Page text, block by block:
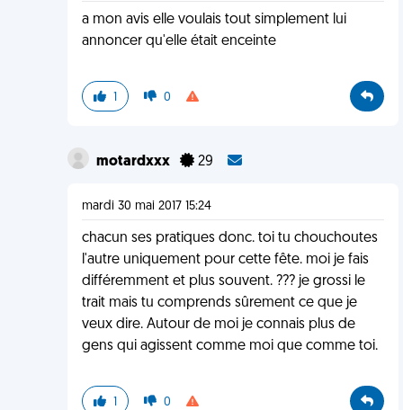
a mon avis elle voulais tout simplement lui
annoncer qu'elle était enceinte
1 0
motardxxx 29
mardi 30 mai 2017 15:24
chacun ses pratiques donc. toi tu chouchoutes
l'autre uniquement pour cette fête. moi je fais
différemment et plus souvent. ??? je grossi le
trait mais tu comprends sûrement ce que je
veux dire. Autour de moi je connais plus de
gens qui agissent comme moi que comme toi.
1 0